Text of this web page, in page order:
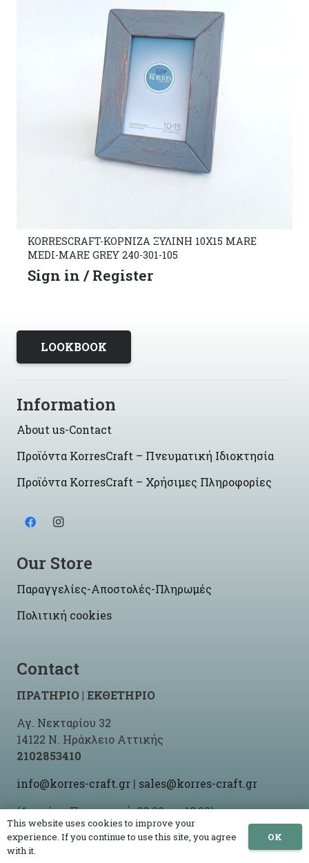
KORRESCRAFT-ΚΟΡΝΙΖΑ ΞΥΛΙΝΗ 10Χ15 MARE
MEDI-MARE GREY 240-301-105
Sign in / Register
LOOKBOOK
Information
About us-Contact
Προϊόντα KorresCraft – Πνευματική Ιδιοκτησία
Προϊόντα KorresCraft – Χρήσιμες Πληροφορίες
Our Store
Παραγγελίες-Αποστολές-Πληρωμές
Πολιτική cookies
Contact
ΠΡΑΤΗΡΙΟ | ΕΚΘΕΤΗΡΙΟ
Αγ. Νεκταρίου 32
14122 Ν. Ηράκλειο Αττικής
2102853410
info@korres-craft.gr | sales@korres-craft.gr
(Δευτέρα-Παρασκευή: 09:00 ως 18:00)
Site-Up
This website uses cookies to improve your
experience. If you continue to use this site, you agree
with it.
OK